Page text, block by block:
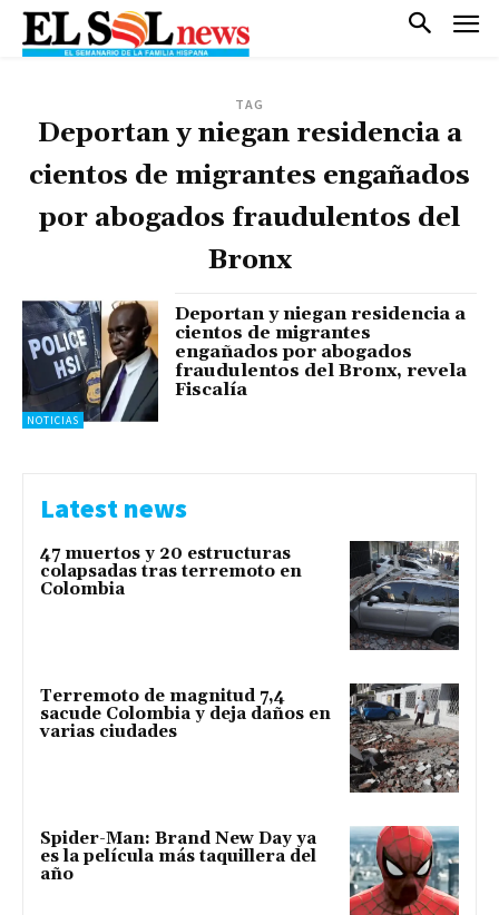
TAG
Deportan y niegan residencia a
cientos de migrantes engañados
por abogados fraudulentos del
Bronx
NOTICIAS
Deportan y niegan residencia a
cientos de migrantes
engañados por abogados
fraudulentos del Bronx, revela
Fiscalía
Latest news
47 muertos y 20 estructuras
colapsadas tras terremoto en
Colombia
Terremoto de magnitud 7,4
sacude Colombia y deja daños en
varias ciudades
Spider-Man: Brand New Day ya
es la película más taquillera del
año